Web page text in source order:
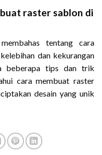
raster sablon di
tentang cara
dan kekurangan
beberapa tips dan trik
cara membuat raster
desain yang unik